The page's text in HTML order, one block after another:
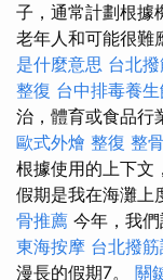
子，通常計劃根據
老年人和可能很難
是什麼意思 台北
整復 台中排毒養
治，體育或食品行
歐式外燴 整復 整骨
根據使用的上下文
假期是我在海灘上
骨推薦 今年，我們
東海按摩 台北撥
漫長的假期7。 關